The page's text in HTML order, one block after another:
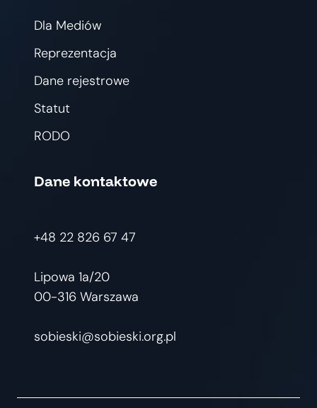
Dla Mediów
Reprezentacja
Dane rejestrowe
Statut
RODO
Dane kontaktowe
+48 22 826 67 47
Lipowa 1a/20
00-316 Warszawa
sobieski@sobieski.org.pl